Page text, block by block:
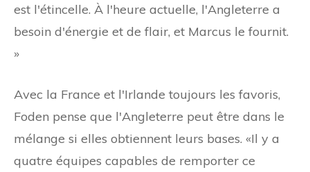
est l'étincelle. À l'heure actuelle, l'Angleterre a
besoin d'énergie et de flair, et Marcus le fournit.
»
Avec la France et l'Irlande toujours les favoris,
Foden pense que l'Angleterre peut être dans le
mélange si elles obtiennent leurs bases. «Il y a
quatre équipes capables de remporter ce